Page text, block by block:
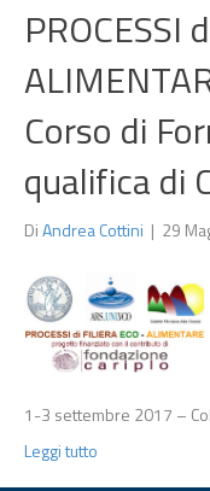
PROCESSI
Corso di
qualifica di
DiAndrea Cottini | 29
1-3 settembre 2017 –
Leggi tutto